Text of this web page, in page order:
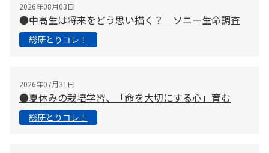
2026年08月03日
●中高生は将来をどう思い描く？ ソニー生命調査
総研とりコレ！
2026年07月31日
●夏休みの栽培学習、「命を大切にする心」育む
総研とりコレ！